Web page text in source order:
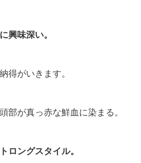
興味深い。
得がいきます。
部が真っ赤な鮮血に染まる。
ロングスタイル。